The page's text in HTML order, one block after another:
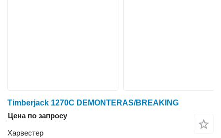
Timberjack 1270C DEMONTERAS/BREAKING
Цена по запросу
Харвестер